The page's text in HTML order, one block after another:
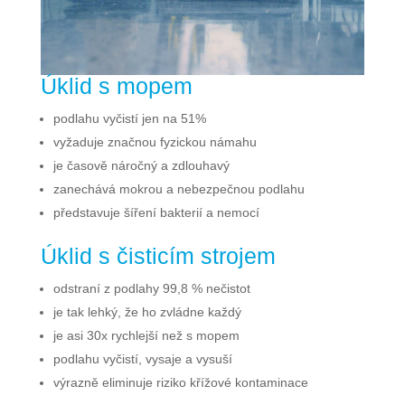
Úklid s mopem
podlahu vyčistí jen na 51%
vyžaduje značnou fyzickou námahu
je časově náročný a zdlouhavý
zanechává mokrou a nebezpečnou podlahu
představuje šíření bakterií a nemocí
Úklid s čisticím strojem
odstraní z podlahy 99,8 % nečistot
je tak lehký, že ho zvládne každý
je asi 30x rychlejší než s mopem
podlahu vyčistí, vysaje a vysuší
výrazně eliminuje riziko křížové kontaminace